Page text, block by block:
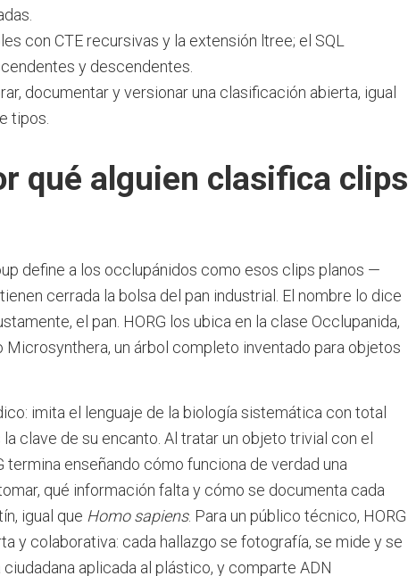
con CTE recursivas y la extensión ltree; el SQL
y descendentes.
documentar y versionar una clasificación abierta, igual
tipos.
qué alguien clasifica clips
define a los occlupánidos como esos clips planos —
cerrada la bolsa del pan industrial. El nombre lo dice
el pan. HORG los ubica en la clase Occlupanida,
un árbol completo inventado para objetos
imita el lenguaje de la biología sistemática con total
clave de su encanto. Al tratar un objeto trivial con el
termina enseñando cómo funciona de verdad una
qué información falta y cómo se documenta cada
igual que Homo sapiens. Para un público técnico, HORG
y colaborativa: cada hallazgo se fotografía, se mide y se
aplicada al plástico, y comparte ADN